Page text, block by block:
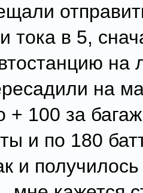
тока в 5,
на
на
+ 100 за
и по 180
и